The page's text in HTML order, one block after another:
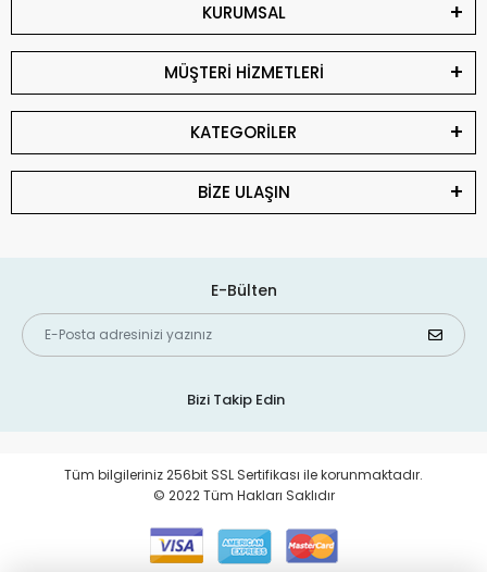
KURUMSAL
MÜŞTERİ HİZMETLERİ
KATEGORİLER
BİZE ULAŞIN
E-Bülten
Bizi Takip Edin
Tüm bilgileriniz 256bit SSL Sertifikası ile korunmaktadır.
© 2022 Tüm Hakları Saklıdır